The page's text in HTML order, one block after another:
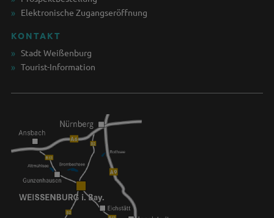
Elektronische Zugangseröffnung
KONTAKT
Stadt Weißenburg
Tourist-Information